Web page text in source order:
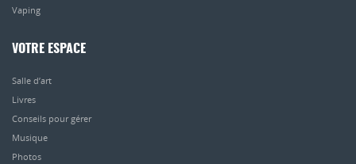
Vaping
VOTRE ESPACE
Salle d’art
Livres
Conseils pour gérer
Musique
Photos